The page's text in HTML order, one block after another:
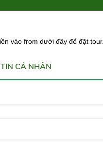
vào from dưới đây để đặt tour.
CÁ NHÂN